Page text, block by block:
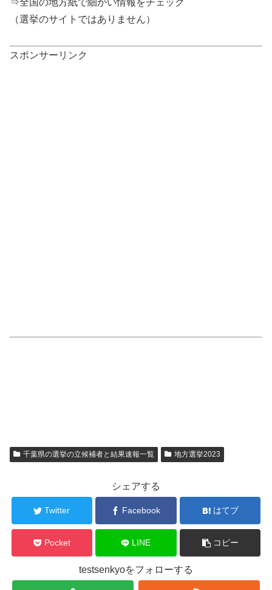
（選挙のサイトではありません）
スポンサーリンク
千葉県の選挙の立候補者と結果速報一覧 地方選挙2023
シェアする
Twitter Facebook はてブ
Pocket LINE コピー
testsenkyoをフォローする